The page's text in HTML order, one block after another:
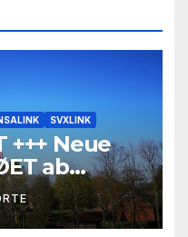
SVXLINK
+++ Neue
ab